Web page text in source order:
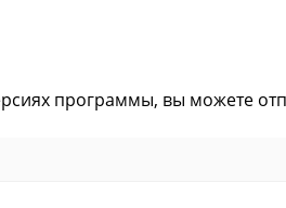
программы, вы можете